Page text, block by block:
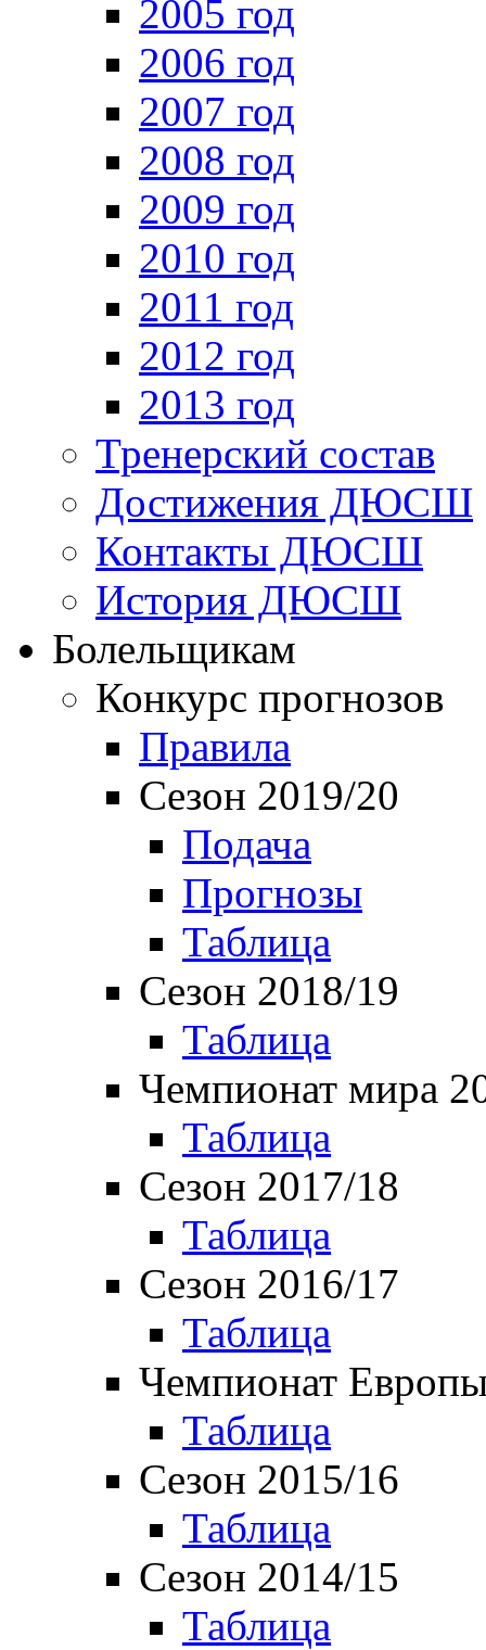
2005 год
2006 год
2007 год
2008 год
2009 год
2010 год
2011 год
2012 год
2013 год
Тренерский состав
Достижения ДЮСШ
Контакты ДЮСШ
История ДЮСШ
Болельщикам
Конкурс прогнозов
Правила
Сезон 2019/20
Подача
Прогнозы
Таблица
Сезон 2018/19
Таблица
Чемпионат мира
Таблица
Сезон 2017/18
Таблица
Сезон 2016/17
Таблица
Чемпионат
Таблица
Сезон 2015/16
Таблица
Сезон 2014/15
Таблица